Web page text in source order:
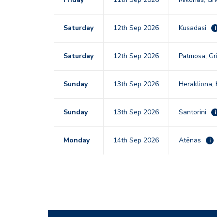
Saturday 12th Sep 2026 Kusadasi i
Saturday 12th Sep 2026 Patmosa,
Sunday 13th Sep 2026 Herakliona,
Sunday 13th Sep 2026 Santorini i
Monday 14th Sep 2026 Atēnas i